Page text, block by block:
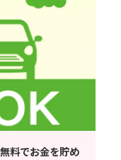
料でお金を貯め